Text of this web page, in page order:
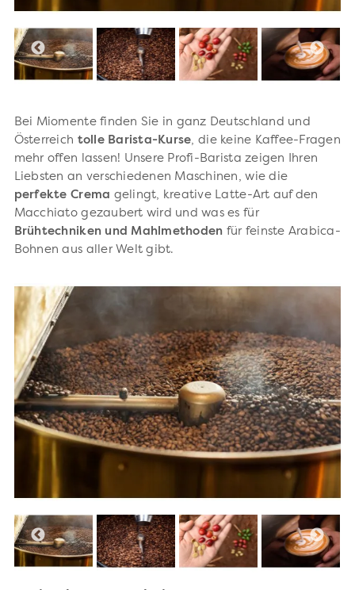
Bei Miomente finden Sie in ganz Deutschland und
Österreich tolle Barista-Kurse, die keine Kaffee-Fragen
mehr offen lassen! Unsere Profi-Barista zeigen Ihren
Liebsten an verschiedenen Maschinen, wie die
perfekte Crema gelingt, kreative Latte-Art auf den
Macchiato gezaubert wird und was es für
Brühtechniken und Mahlmethoden für feinste Arabica-
Bohnen aus aller Welt gibt.